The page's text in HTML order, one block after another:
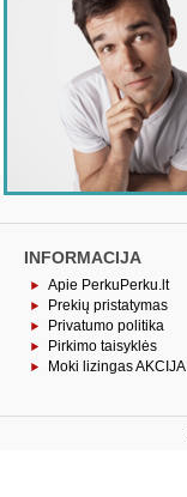
INFORMACIJA
Apie PerkuPerku.lt
Prekių pristatymas
Privatumo politika
Pirkimo taisyklės
Moki lizingas AKCIJA